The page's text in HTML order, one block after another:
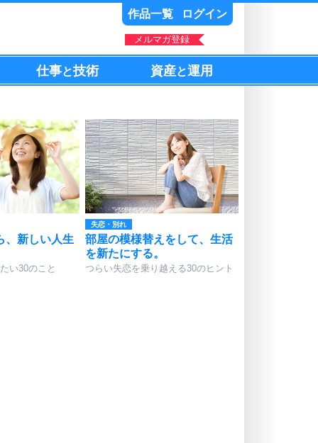
作品一覧 ログイン
メルマガ登録
仕事と技術 資産と運用
、新しい人生
い30のこと
失恋・別れ
部屋の模様替えをして、生活
を新たにする。
つらい失恋を乗り越える30のヒント